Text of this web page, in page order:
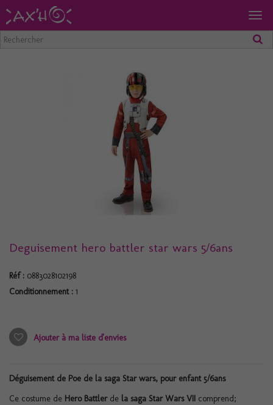
Deguisement hero battler star wars 5/6ans
Réf : 0883028102198
Conditionnement : 1
Ajouter à ma liste d'envies
Déguisement de Poe de la saga Star wars, pour enfant 5/6ans
Ce costume de Hero Battlerde la saga Star Wars VII comprend;